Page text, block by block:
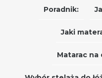
Poradnik:
Jaki
Matarac na